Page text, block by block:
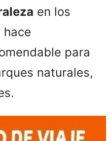
en los
hace
para
naturales,